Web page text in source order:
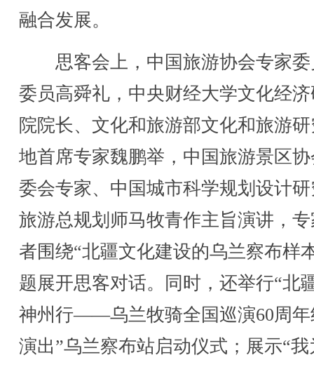
融合发展。
思客会上，中国旅游协会专家委
委员高舜礼，中央财经大学文化经
院院长、文化和旅游部文化和旅游
地首席专家魏鹏举，中国旅游景区
委会专家、中国城市科学规划设计
旅游总规划师马牧青作主旨演讲，
者围绕“北疆文化建设的乌兰察布样
题展开思客对话。同时，还举行“北
神州行——乌兰牧骑全国巡演60周年
演出”乌兰察布站启动仪式；展示“我